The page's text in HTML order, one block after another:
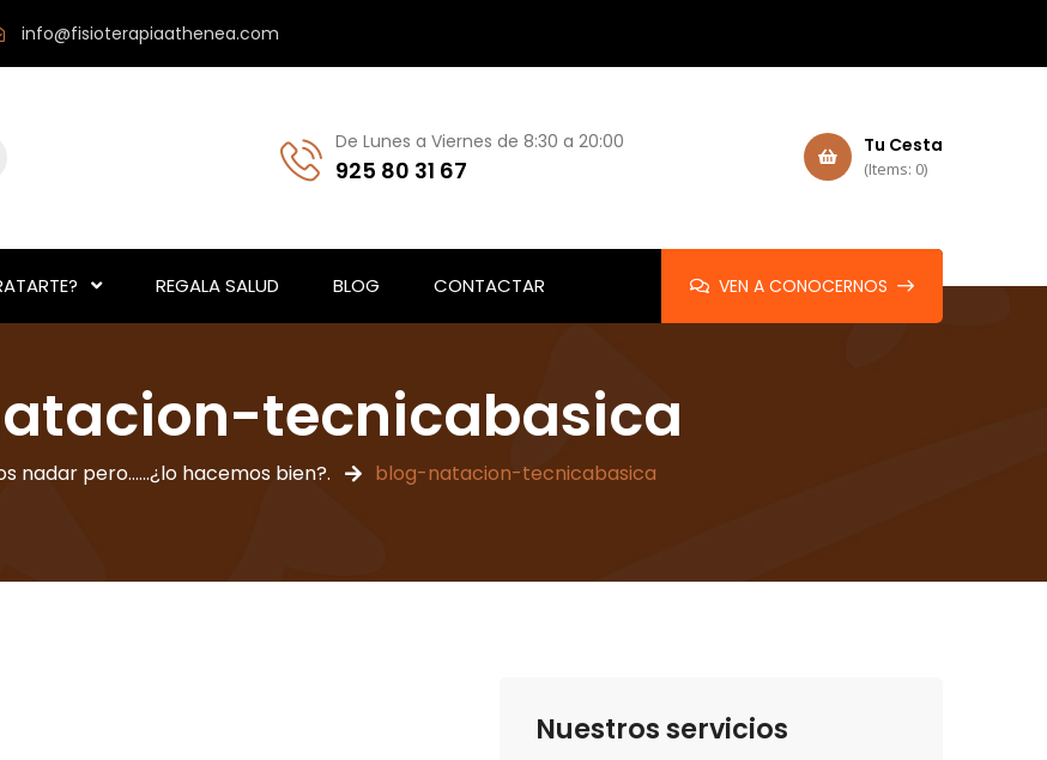
info@fisioterapiaathenea.com
De Lunes a Viernes de 8:30 a 20:00
925 80 31 67
Tu Cesta
(Items: 0)
REGALA SALUD BLOG CONTACTAR VEN A CONOCERNOS
tecnicabasica
nadar pero......¿lo hacemos bien?. blog-natacion-tecnicabasica
Nuestros servicios